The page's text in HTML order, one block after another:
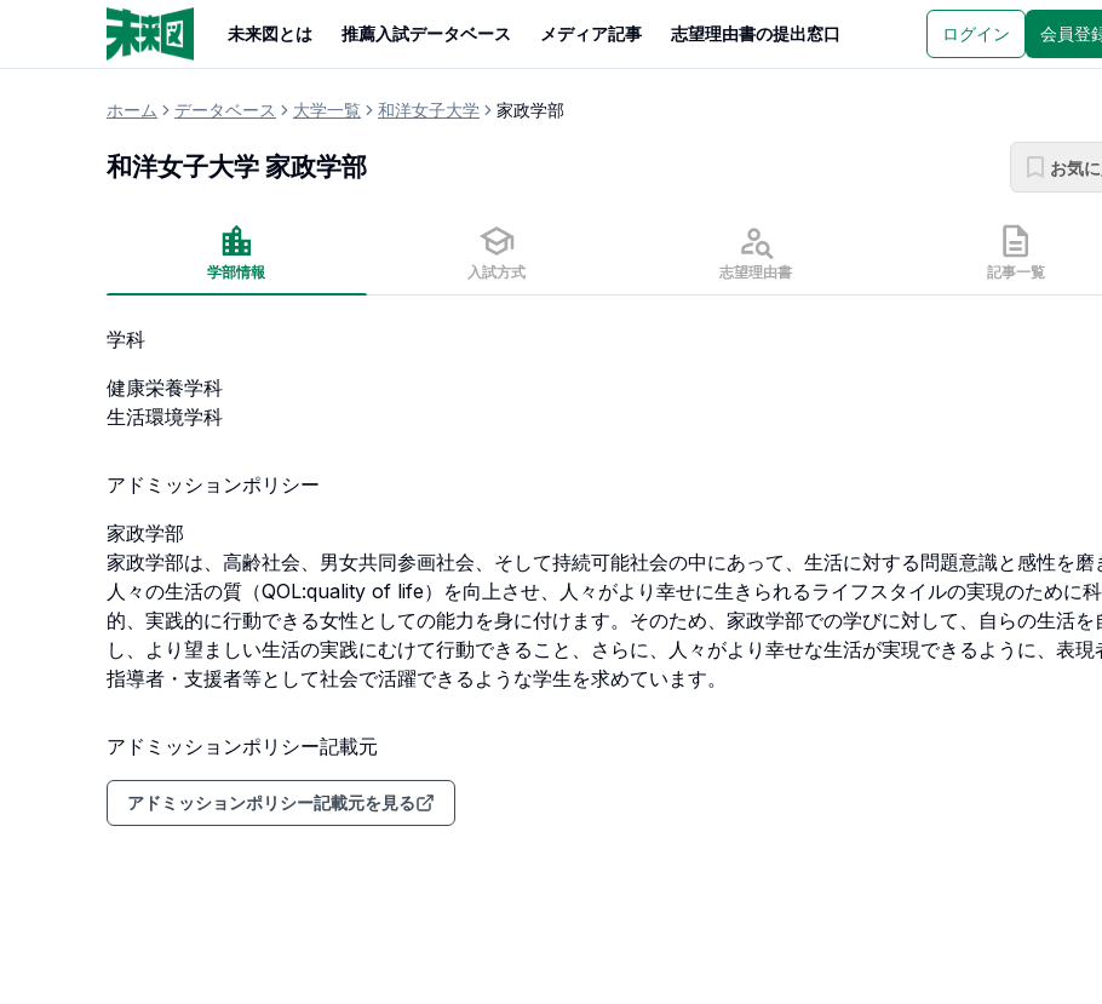
未来図とは 推薦入試データベース メディア記事 志望理由書の提出窓口 ログイン 会員登
ホーム データベース 大学一覧 和洋女子大学 家政学部
和洋女子大学 家政学部 お気
学部情報 入試方式 志望理由書 記事一覧
学科
健康栄養学科
生活環境学科
アドミッションポリシー
家政学部
家政学部は、高齢社会、男女共同参画社会、そして持続可能社会の中にあって、生活に対する問題意識と感性を磨
人々の生活の質（QOL:quality of life）を向上させ、人々がより幸せに生きられるライフスタイルの実現のために
的、実践的に行動できる女性としての能力を身に付けます。そのため、家政学部での学びに対して、自らの生活を
し、より望ましい生活の実践にむけて行動できること、さらに、人々がより幸せな生活が実現できるように、表現
指導者・支援者等として社会で活躍できるような学生を求めています。
アドミッションポリシー記載元
アドミッションポリシー記載元を見る